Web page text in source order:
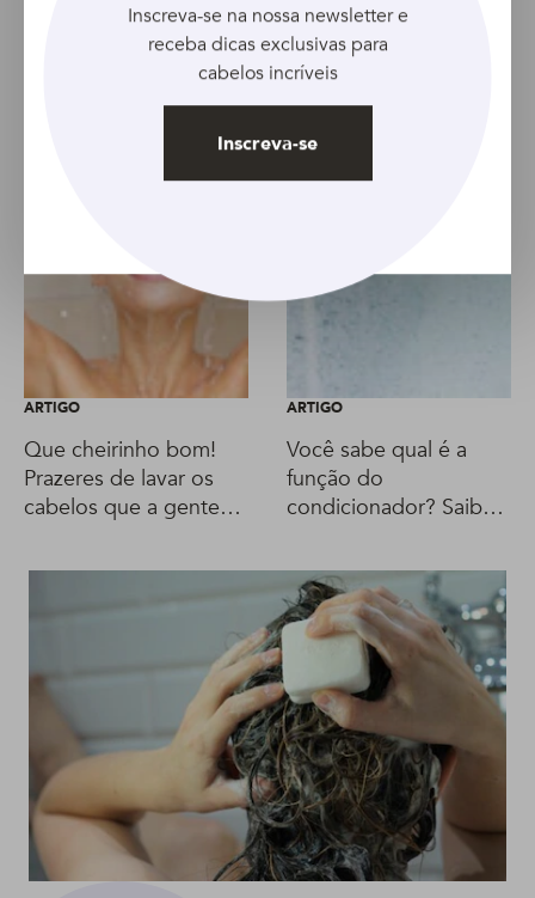
ARTIGO
Que cheirinho bom!
Prazeres de lavar os
cabelos que a gente
ARTIGO
Você sabe qual é a
função do
condicionador? Saiba
Inscreva-se na nossa newsletter e
receba dicas exclusivas para
cabelos incríveis
Inscreva-se